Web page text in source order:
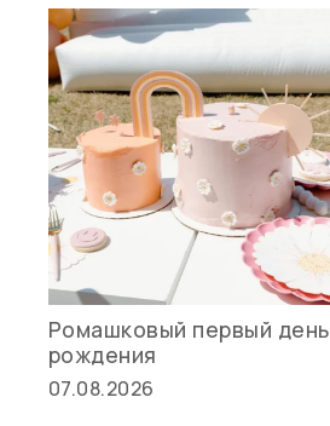
Ромашковый первый день
рождения
07.08.2026